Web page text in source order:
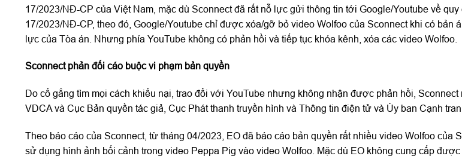
17/2023/NĐ-CP của Việt Nam, mặc dù Sconnect đã rất nỗ lực gửi thông tin tới Google/Youtube về
17/2023/NĐ-CP, theo đó, Google/Youtube chỉ được xóa/gỡ bỏ video Wolfoo của Sconnect khi có bản
lực của Tòa án. Nhưng phía YouTube không có phản hồi và tiếp tục khóa kênh, xóa các video Wolfoo.
Sconnect phản đối cáo buộc vi phạm bản quyền
Do cố gắng tìm mọi cách khiếu nại, trao đổi với YouTube nhưng không nhận được phản hồi, Sconnect
VDCA và Cục Bản quyền tác giả, Cục Phát thanh truyền hình và Thông tin điện tử và Ủy ban Cạnh
Theo báo cáo của Sconnect, từ tháng 04/2023, EO đã báo cáo bản quyền rất nhiều video Wolfoo của
sử dụng hình ảnh bối cảnh trong video Peppa Pig vào video Wolfoo. Mặc dù EO không cung cấp